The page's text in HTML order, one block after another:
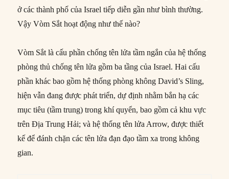
ở các thành phố của Israel tiếp diễn gần như bình thường.
Vậy Vòm Sắt hoạt động như thế nào?
Vòm Sắt là cấu phần chống tên lửa tầm ngắn của hệ thống
phòng thủ chống tên lửa gồm ba tầng của Israel. Hai cấu
phần khác bao gồm hệ thống phòng không David’s Sling,
hiện vẫn đang được phát triển, dự định nhằm bắn hạ các
mục tiêu (tầm trung) trong khí quyển, bao gồm cả khu vực
trên Địa Trung Hải; và hệ thống tên lửa Arrow, được thiết
kế để đánh chặn các tên lửa đạn đạo tầm xa trong không
gian.